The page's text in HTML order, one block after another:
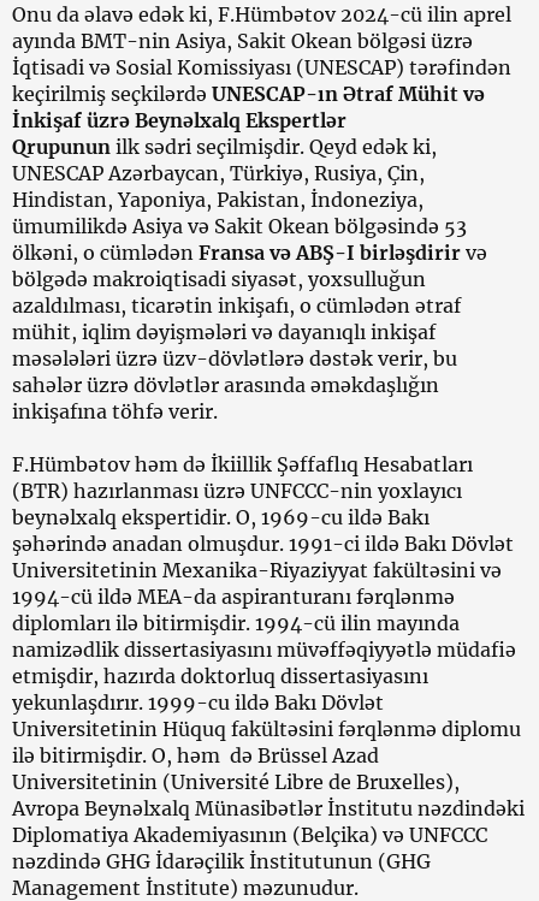
Onu da əlavə edək ki, F.Hümbətov 2024-cü ilin aprel
ayında BMT-nin Asiya, Sakit Okean bölgəsi üzrə
İqtisadi və Sosial Komissiyası (UNESCAP) tərəfindən
keçirilmiş seçkilərdə UNESCAP-ın Ətraf Mühit və
İnkişaf üzrə Beynəlxalq Ekspertlər
Qrupunun ilk sədri seçilmişdir. Qeyd edək ki,
UNESCAP Azərbaycan, Türkiyə, Rusiya, Çin,
Hindistan, Yaponiya, Pakistan, İndoneziya,
ümumilikdə Asiya və Sakit Okean bölgəsində 53
ölkəni, o cümlədən Fransa və ABŞ-I birləşdirir və
bölgədə makroiqtisadi siyasət, yoxsulluğun
azaldılması, ticarətin inkişafı, o cümlədən ətraf
mühit, iqlim dəyişmələri və dayanıqlı inkişaf
məsələləri üzrə üzv-dövlətlərə dəstək verir, bu
sahələr üzrə dövlətlər arasında əməkdaşlığın
inkişafına töhfə verir.
F.Hümbətov həm də İkiillik Şəffaflıq Hesabatları
(BTR) hazırlanması üzrə UNFCCC-nin yoxlayıcı
beynəlxalq ekspertidir. O, 1969-cu ildə Bakı
şəhərində anadan olmuşdur. 1991-ci ildə Bakı Dövlət
Universitetinin Mexanika-Riyaziyyat fakültəsini və
1994-cü ildə MEA-da aspiranturanı fərqlənmə
diplomları ilə bitirmişdir. 1994-cü ilin mayında
namizədlik dissertasiyasını müvəffəqiyyətlə müdafiə
etmişdir, hazırda doktorluq dissertasiyasını
yekunlaşdırır. 1999-cu ildə Bakı Dövlət
Universitetinin Hüquq fakültəsini fərqlənmə diplomu
ilə bitirmişdir. O, həm də Brüssel Azad
Universitetinin (Université Libre de Bruxelles),
Avropa Beynəlxalq Münasibətlər İnstitutu nəzdindəki
Diplomatiya Akademiyasının (Belçika) və UNFCCC
nəzdində GHG İdarəçilik İnstitutunun (GHG
Management İnstitute) məzunudur.